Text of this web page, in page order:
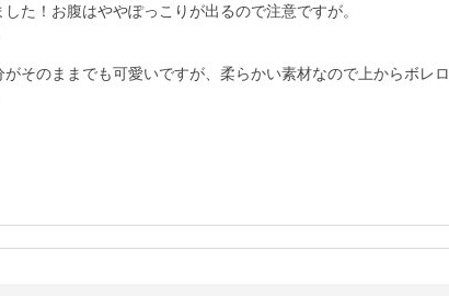
た！お腹はややぽっこりが出るので注意ですが。
そのままでも可愛いですが、柔らかい素材なので上からボレロ